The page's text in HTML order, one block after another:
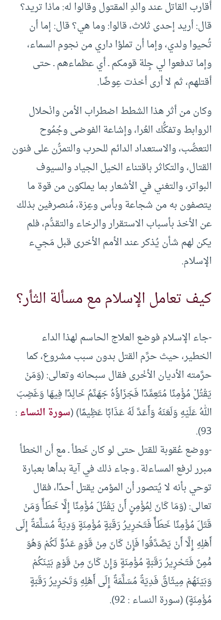
أقارب القاتل عند والدِ المقتول وقالوا له: ماذا تريد؟
قال: أريد إحدى ثلاث، قالوا: وما هي؟ قال: إما أن
تُحيوا ولدي، وإما أن تملؤا داري من نجوم السماء،
وإما تدفعوا لي جِلة قومكم ـ أي عظماءهم ـ حتى
أقتلهم، ثم لا أرى أخذت عِوضًا.
وكان من أثر هذا الشطط اضطراب الأمن وانْحلال
الروابط وتفكُّك العُرا، وإشاعة الفوضى وجُمُوح
التعصُّب، والاستعداد الدائم للحرب والتمرُّن على فنون
القتال، والتكاثر باقتناء الخيل الجياد والسيوف
البواتر، والتغني في الأشعار بما يملكون من قوة ما
يتصفون به من شجاعة وبأس وعِزة، مُنصرفين بذلك
عن الأخذ بأسباب الاستقرار والرخاء والتقدُّم، فلم
يكن لهم شأن يُذكر عند الأمم الأخرى قبل مَجيء
الإسلام.
كيف تعامل الإسلام مع مسألة الثأر؟
-جاء الإسلام فوضع العلاج الحاسم لهذا الداء
الخطير، حيث حرَّم القتل بدون سبب مشروع، كما
حرَّمته الأديان الأخْرى فقال سبحانه وتعالى: (وَمَنْ
يَقْتُلْ مُؤْمِنًا مُتَعِمِّدًا فَجَزَاؤُهُ جَهَنَّمُ خَالِدًا فِيهَا وَغَضِبَ
اللهُ عَلَيْهِ وَلَعَنَهُ وَأَعَدَّ لَهُ عَذَابًا عَظِيمًا) (سورة النساء:
93).
-ووضع عُقوبة للقتل حتى لو كان خَطأ ـ مع أن الخطأ
مبرر لرفع المساءلة ـ وجاء ذلك في آية بدأها بعبارة
توحي بأنه لا يُتصور أن المؤمن يقتل أحدًا، فقال
تعالى: (وَمَا كَانَ لِمُؤْمِنٍ أَنْ يَقْتُلَ مُؤْمِنًا إِلَّا خَطَأً وَمَنْ
قَتَلَ مُؤْمِنًا خَطَأً فَتَحْرِيرُ رَقَبَةٍ مُؤْمِنَةٍ وَدِيَةٌ مُسَلَّمَةٌ إِلَى
أَهْلِهِ إِلَّا أَنْ يَصَّدَّقُوا فَإِنْ كَانَ مِنْ قَوْمٍ عَدُوٍّ لَكُمْ وَهُوَ
مُْمِنٌ فَتَحْرِيرُ رَقَبَةٍ مُؤْمِنَةٍ وَإِنْ كَانَ مِنْ قَوْمٍ بَيْنَكُمْ
وَبَيْنَهُمْ مِيثَاقٌ فَدِيَةٌ مُسَلَّمَةٌ إِلَى أَهْلِهِ وَتَحْرِيرُ رَقَبَةٍ
مُؤْمِنَةٍ) (سورة النساء : 92).